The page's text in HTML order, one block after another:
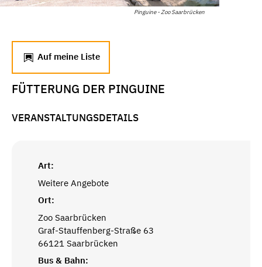
Pinguine - Zoo Saarbrücken
Auf meine Liste
FÜTTERUNG DER PINGUINE
VERANSTALTUNGSDETAILS
Art:
Weitere Angebote
Ort:
Zoo Saarbrücken
Graf-Stauffenberg-Straße 63
66121 Saarbrücken
Bus & Bahn: